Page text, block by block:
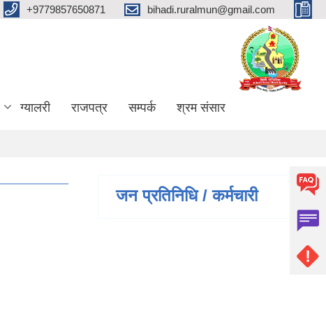
+9779857650871 bihadi.ruralmun@gmail.com
ग्यालरी राजपत्र सम्पर्क श्रम संसार
जन प्रतिनिधि / कर्मचारी